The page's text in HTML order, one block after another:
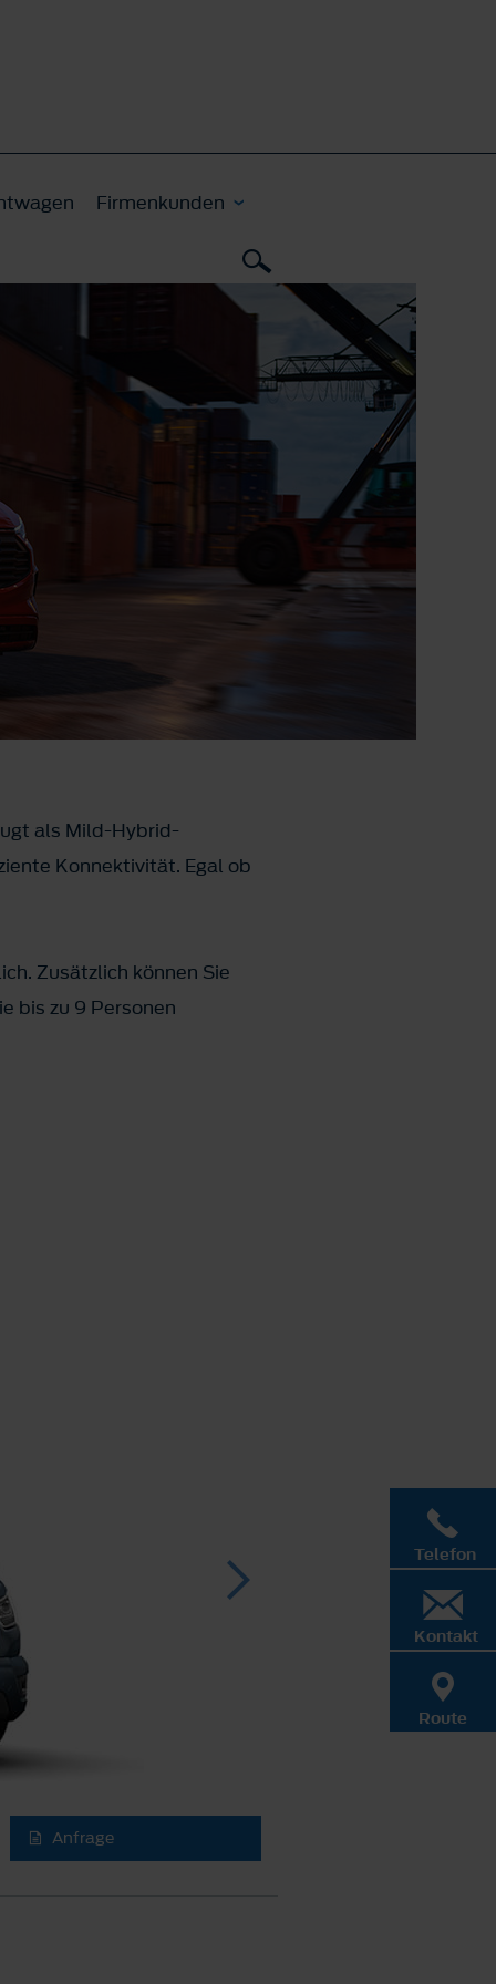
Firmenkunden
als Mild-Hybrid-
Konnektivität. Egal ob
Zusätzlich können Sie
bis zu 9 Personen
Anfrage
Telefon
Kontakt
Route